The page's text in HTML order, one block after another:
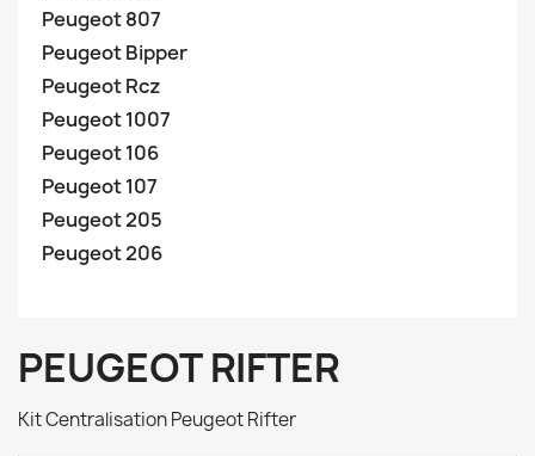
Peugeot 807
Peugeot Bipper
Peugeot Rcz
Peugeot 1007
Peugeot 106
Peugeot 107
Peugeot 205
Peugeot 206
PEUGEOT RIFTER
Kit CentralisationPeugeot Rifter